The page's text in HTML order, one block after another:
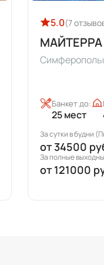
5.0(7
МАЙТЕРРА
25 мест
Банкет до:
За сутки в будни
от 34500
За полные
от 121000